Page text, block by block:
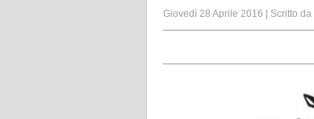
Giovedì 28 Aprile 2016 | Scritto da